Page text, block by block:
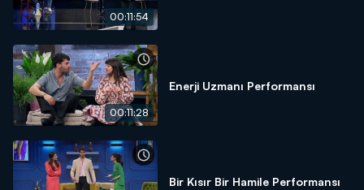
00:11:54
00:11:28
Enerji Uzmanı Performansı
Bir Kısır Bir Hamile Performansı